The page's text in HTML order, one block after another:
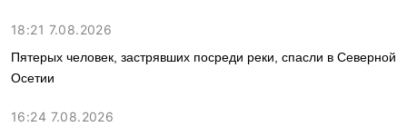
18:21 7.08.2026
Пятерых человек, застрявших посреди реки, спасли в Северной
Осетии
16:24 7.08.2026